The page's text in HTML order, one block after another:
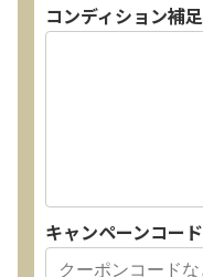
コンディション補足
キャンペーンコード